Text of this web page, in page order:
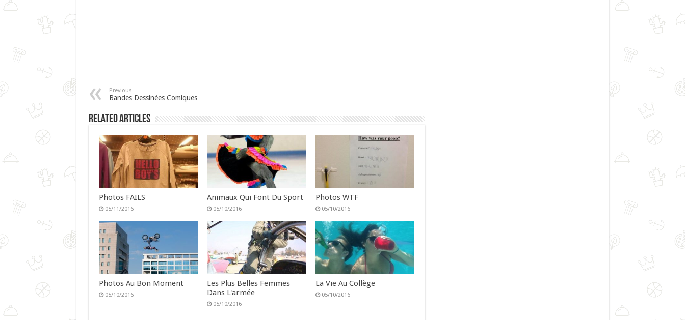
Previous
Bandes Dessinées Comiques
Related Articles
Photos FAILS
05/11/2016
Animaux Qui Font Du Sport
05/10/2016
Photos WTF
05/10/2016
Photos Au Bon Moment
05/10/2016
Les Plus Belles Femmes
Dans L'armée
05/10/2016
La Vie Au Collège
05/10/2016